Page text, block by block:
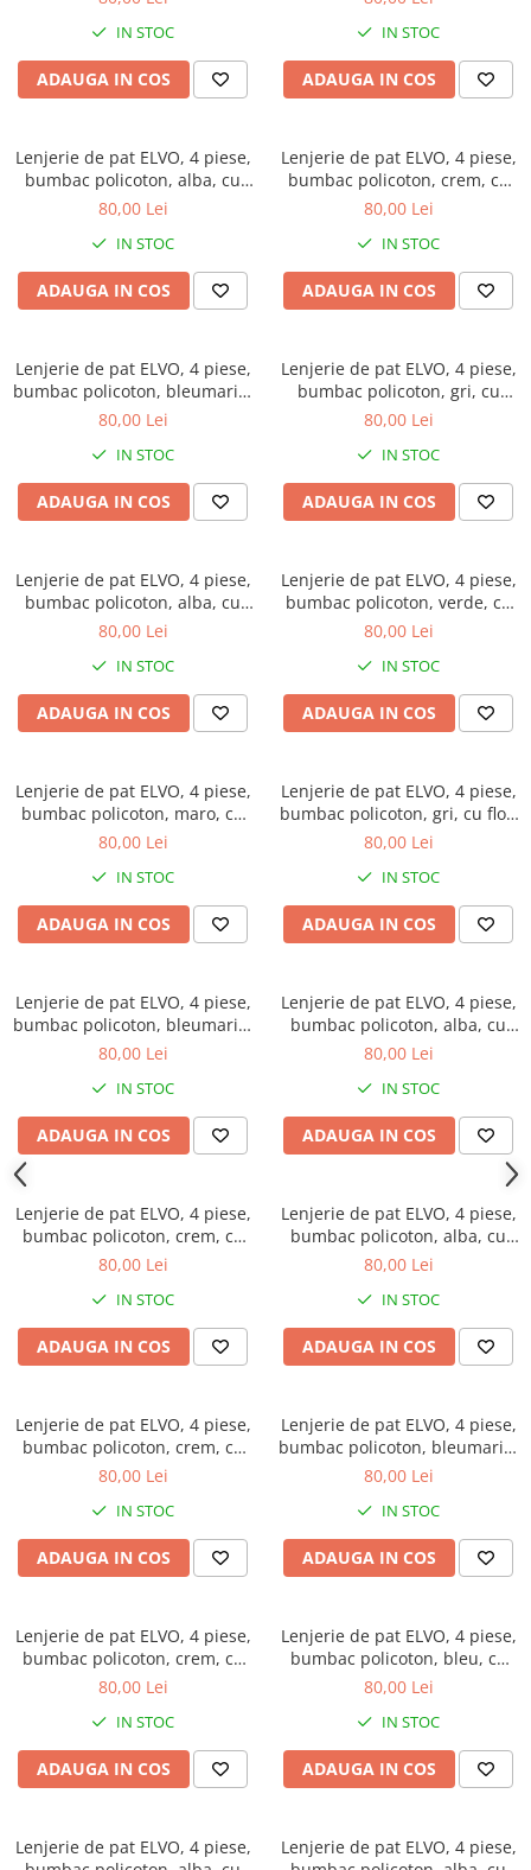
IN STOC
ADAUGA IN COS
IN STOC
ADAUGA IN COS
Lenjerie de pat ELVO, 4 piese,
bumbac policoton, alba, cu
flori albastre
80,00 Lei
IN STOC
ADAUGA IN COS
Lenjerie de pat ELVO, 4 piese,
bumbac policoton, crem, cu
trandafiri roz
80,00 Lei
IN STOC
ADAUGA IN COS
Lenjerie de pat ELVO, 4 piese,
bumbac policoton, bleumarin,
cu stelute multicolore
80,00 Lei
IN STOC
ADAUGA IN COS
Lenjerie de pat ELVO, 4 piese,
bumbac policoton, gri, cu
carouri
80,00 Lei
IN STOC
ADAUGA IN COS
Lenjerie de pat ELVO, 4 piese,
bumbac policoton, alba, cu
model oriental negru
80,00 Lei
IN STOC
ADAUGA IN COS
Lenjerie de pat ELVO, 4 piese,
bumbac policoton, verde, cu
animal print si forme
80,00 Lei
IN STOC
ADAUGA IN COS
Lenjerie de pat ELVO, 4 piese,
bumbac policoton, maro, cu
fluturi
80,00 Lei
IN STOC
ADAUGA IN COS
Lenjerie de pat ELVO, 4 piese,
bumbac policoton, gri, cu flori
mov
80,00 Lei
IN STOC
ADAUGA IN COS
Lenjerie de pat ELVO, 4 piese,
bumbac policoton, bleumarin,
cu flori albe
80,00 Lei
IN STOC
ADAUGA IN COS
Lenjerie de pat ELVO, 4 piese,
bumbac policoton, alba, cu
lalele galbene
80,00 Lei
IN STOC
ADAUGA IN COS
Lenjerie de pat ELVO, 4 piese,
bumbac policoton, crem, cu
flori maro si negre
80,00 Lei
IN STOC
ADAUGA IN COS
Lenjerie de pat ELVO, 4 piese,
bumbac policoton, alba, cu
stelute rosii
80,00 Lei
IN STOC
ADAUGA IN COS
Lenjerie de pat ELVO, 4 piese,
bumbac policoton, crem, cu
flori mov
80,00 Lei
IN STOC
ADAUGA IN COS
Lenjerie de pat ELVO, 4 piese,
bumbac policoton, bleumarin,
cu forme geometrice
80,00 Lei
IN STOC
ADAUGA IN COS
Lenjerie de pat ELVO, 4 piese,
bumbac policoton, crem, cu
flori caramizii
80,00 Lei
IN STOC
ADAUGA IN COS
Lenjerie de pat ELVO, 4 piese,
bumbac policoton, bleu, cu
flori stilizate
80,00 Lei
IN STOC
ADAUGA IN COS
Lenjerie de pat ELVO, 4 piese,
Lenjerie de pat ELVO, 4 piese,